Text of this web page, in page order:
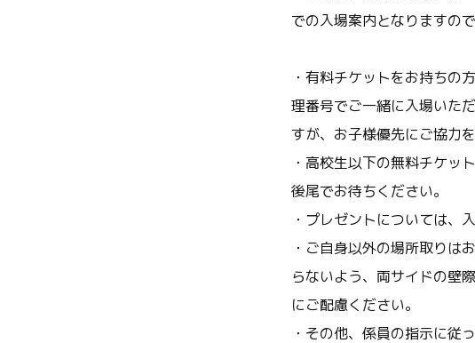
での入場案内となりますの
・有料チケットをお持ちの
理番号でご一緒に入場いた
すが、お子様優先にご協力
・高校生以下の無料チケッ
後尾でお待ちください。
・プレゼントについては、
・ご自身以外の場所取りは
らないよう、両サイドの壁
にご配慮ください。
・その他、係員の指示に従